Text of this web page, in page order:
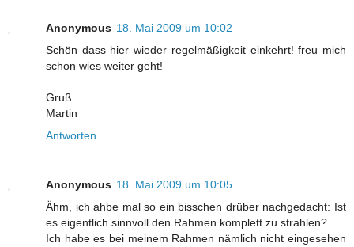
Anonymous 18. Mai 2009 um 10:02
Schön dass hier wieder regelmäßigkeit einkehrt! freu mich
schon wies weiter geht!
Gruß
Martin
Antworten
Anonymous 18. Mai 2009 um 10:05
Ähm, ich ahbe mal so ein bisschen drüber nachgedacht: Ist
es eigentlich sinnvoll den Rahmen komplett zu strahlen?
Ich habe es bei meinem Rahmen nämlich nicht eingesehen